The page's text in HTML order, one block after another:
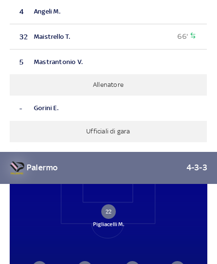
4 Angeli M.
32 Maistrello T. 66'
5 Mastrantonio V.
Allenatore
- Gorini E.
Ufficiali di gara
Palermo 4-3-3
22
Pigliacelli M.